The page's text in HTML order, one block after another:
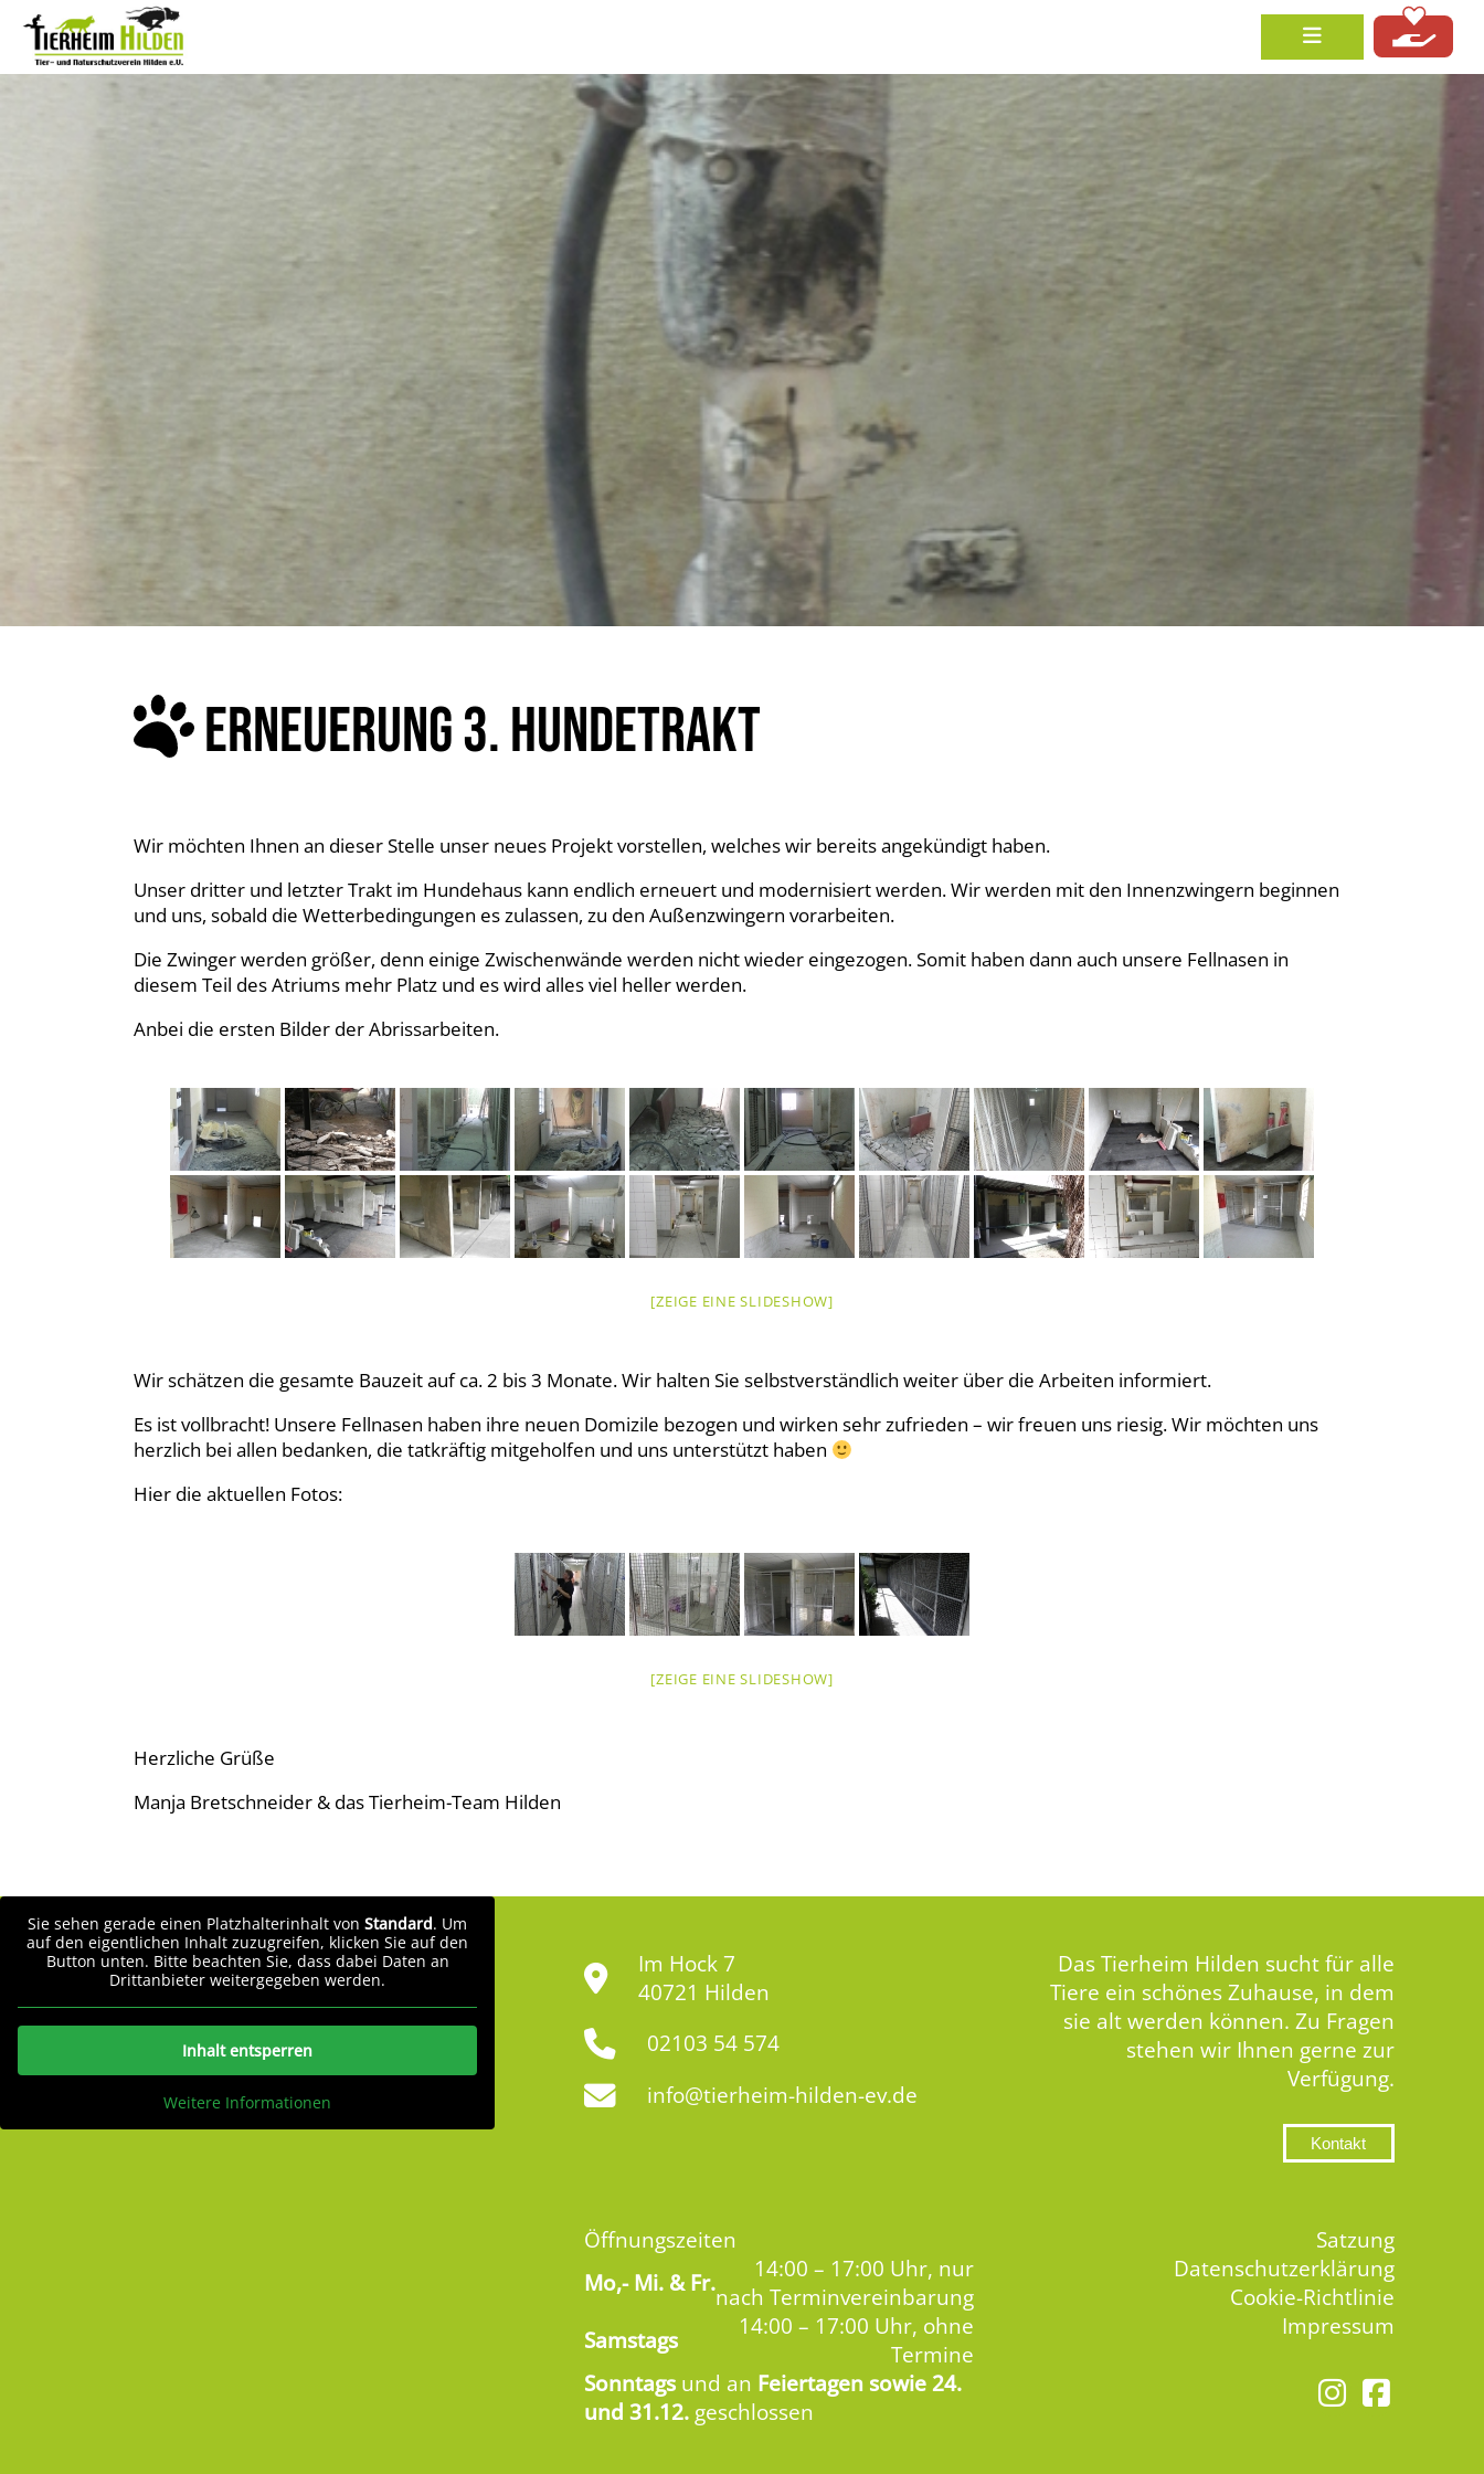
ERNEUERUNG 3. HUNDETRAKT
Wir möchten Ihnen an dieser Stelle unser neues Projekt vorstellen, welches wir bereits angekündigt haben.
Unser dritter und letzter Trakt im Hundehaus kann endlich erneuert und modernisiert werden. Wir werden mit den Innenzwingern beginnen
und uns, sobald die Wetterbedingungen es zulassen, zu den Außenzwingern vorarbeiten.
Die Zwinger werden größer, denn einige Zwischenwände werden nicht wieder eingezogen. Somit haben dann auch unsere Fellnasen in
diesem Teil des Atriums mehr Platz und es wird alles viel heller werden.
Anbei die ersten Bilder der Abrissarbeiten.
[ZEIGE EINE SLIDESHOW]
Wir schätzen die gesamte Bauzeit auf ca. 2 bis 3 Monate. Wir halten Sie selbstverständlich weiter über die Arbeiten informiert.
Es ist vollbracht! Unsere Fellnasen haben ihre neuen Domizile bezogen und wirken sehr zufrieden – wir freuen uns riesig. Wir möchten uns
herzlich bei allen bedanken, die tatkräftig mitgeholfen und uns unterstützt haben
Hier die aktuellen Fotos:
[ZEIGE EINE SLIDESHOW]
Herzliche Grüße
Manja Bretschneider & das Tierheim-Team Hilden
Sie sehen gerade einen Platzhalterinhalt von Standard. Um
auf den eigentlichen Inhalt zuzugreifen, klicken Sie auf den
Button unten. Bitte beachten Sie, dass dabei Daten an
Drittanbieter weitergegeben werden.
Inhalt entsperren
Weitere Informationen
Im Hock 7
40721 Hilden
02103 54 574
info@tierheim-hilden-ev.de
Das Tierheim Hilden sucht für alle
Tiere ein schönes Zuhause, in dem
sie alt werden können. Zu Fragen
stehen wir Ihnen gerne zur
Verfügung.
Kontakt
Öffnungszeiten
Mo,-Mi. & Fr.
14:00 – 17:00 Uhr, nur
nach Terminvereinbarung
Samstags
14:00 – 17:00 Uhr, ohne
Termine
Sonntags und an Feiertagen sowie 24.
und 31.12. geschlossen
Satzung
Datenschutzerklärung
Cookie-Richtlinie
Impressum